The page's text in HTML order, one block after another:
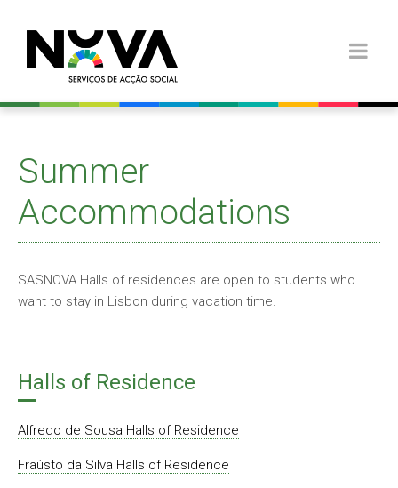
Summer
Accommodations
SASNOVA Halls of residences are open to students who
want to stay in Lisbon during vacation time.
Halls of Residence
Alfredo de Sousa Halls of Residence
Fraústo da Silva Halls of Residence